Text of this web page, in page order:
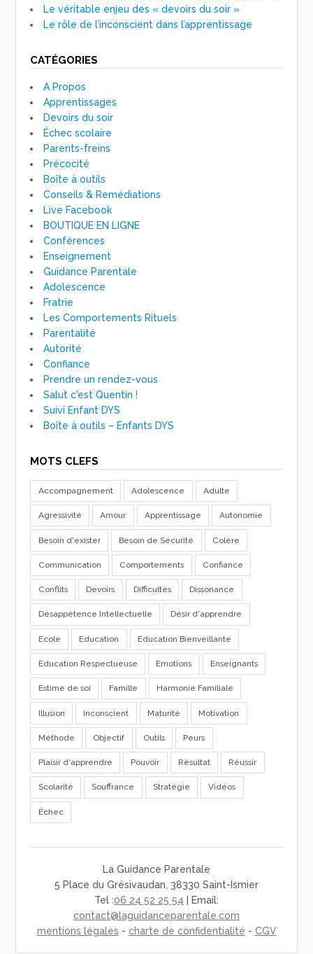
Le véritable enjeu des « devoirs du soir »
Le rôle de l’inconscient dans l’apprentissage
CATÉGORIES
A Propos
Apprentissages
Devoirs du soir
Échec scolaire
Parents-freins
Précocité
Boîte à outils
Conseils & Remédiations
Live Facebook
BOUTIQUE EN LIGNE
Conférences
Enseignement
Guidance Parentale
Adolescence
Fratrie
Les Comportements Rituels
Parentalité
Autorité
Confiance
Prendre un rendez-vous
Salut c'est Quentin !
Suivi Enfant DYS
Boîte à outils – Enfants DYS
MOTS CLEFS
Accompagnement Adolescence Adulte
Agressivité Amour Apprentissage Autonomie
Besoin d'exister Besoin de Sécurité Colère
Communication Comportements Confiance
Conflits Devoirs Difficultés Dissonance
Désappétence Intellectuelle Désir d'apprendre
Ecole Education Education Bienveillante
Education Respectueuse Emotions Enseignants
Estime de soi Famille Harmonie Familiale
Illusion Inconscient Maturité Motivation
Méthode Objectif Outils Peurs
Plaisir d'apprendre Pouvoir Résultat Réussir
Scolarité Souffrance Stratégie Vidéos
Échec
La Guidance Parentale
5 Place du Grésivaudan, 38330 Saint-Ismier
Tel :06 24 52 25 54 | Email:
contact@laguidanceparentale.com
mentions légales - charte de confidentialité - CGV